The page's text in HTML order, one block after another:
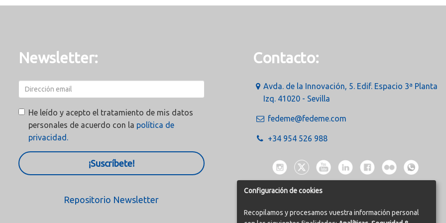
Newsletter:
He leído y acepto el tratamiento de mis datos
personales de acuerdo con la política de
privacidad.
¡Suscríbete!
Repositorio Newsletter
Contacto:
Avda. de la Innovación, 5. Edif. Espacio 3ª Planta
Izq. 41020 - Sevilla
fedeme@fedeme.com
+34 954 526 988
Configuración de cookies
Recopilamos y procesamos vuestra información personal